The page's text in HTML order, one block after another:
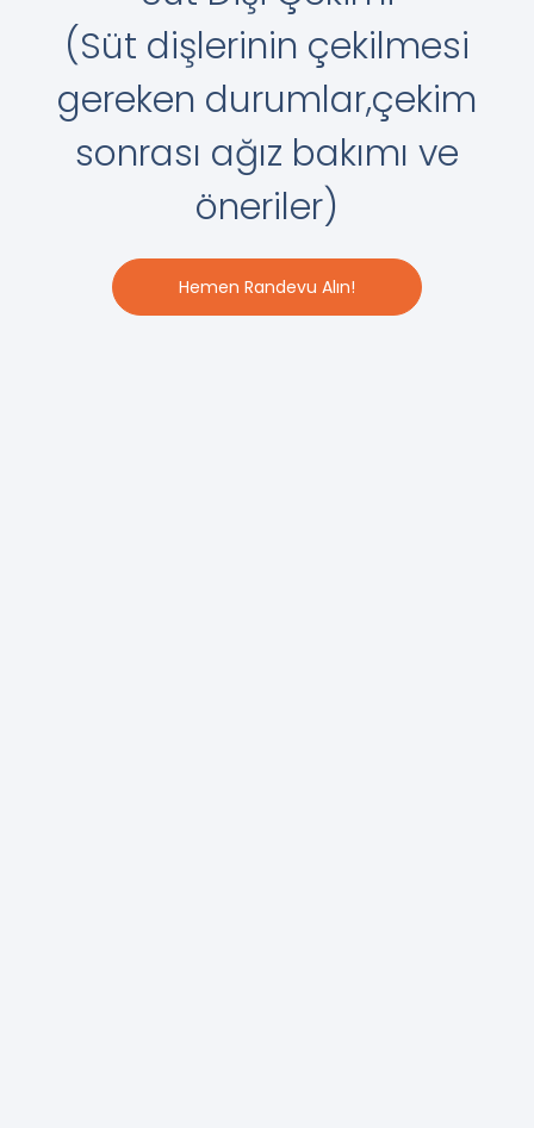
(Süt dişlerinin çekilmesi
gereken durumlar,çekim
sonrası ağız bakımı ve
öneriler)
Hemen Randevu Alın!